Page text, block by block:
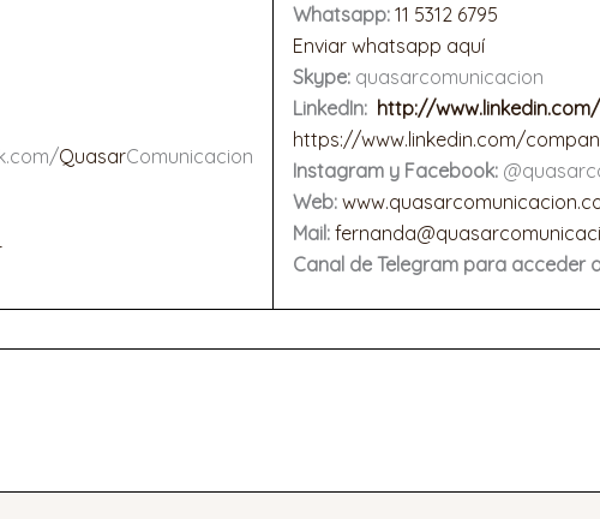
QuasarComunicacion
Whatsapp: 11 5312 6795
Enviar whatsapp aquí
Skype: quasarcomunicacion
LinkedIn: http://
https://www.linkedin.com/
Instagram y Facebook:
Web:
Mail:
Canal de Telegram para acceder